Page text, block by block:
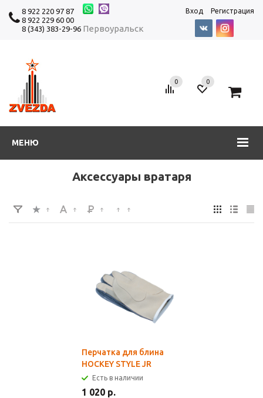
8 922 220 97 87
8 922 229 60 00
8 (343) 383-29-96 Первоуральск
Вход Регистрация
МЕНЮ
0 0
Аксессуары вратаря
Перчатка для блина
HOCKEY STYLE JR
Есть в наличии
1 020 р.